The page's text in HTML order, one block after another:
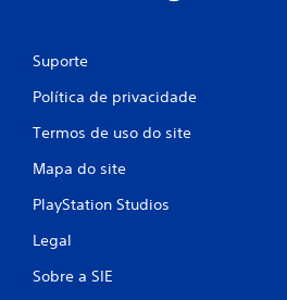
Suporte
Política de privacidade
Termos de uso do site
Mapa do site
PlayStation Studios
Legal
Sobre a SIE